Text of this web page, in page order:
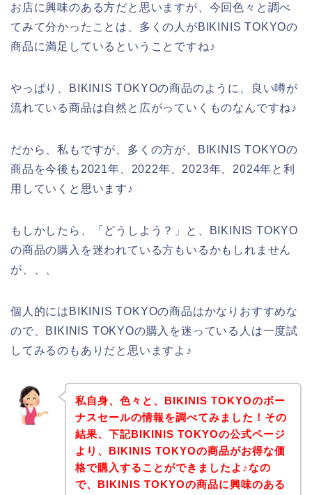
お店に興味のある方だと思いますが、今回色々と調べ
てみて分かったことは、多くの人がBIKINIS TOKYOの
商品に満足しているということですね♪
やっぱり、BIKINIS TOKYOの商品のように、良い噂が
流れている商品は自然と広がっていくものなんですね♪
だから、私もですが、多くの方が、BIKINIS TOKYOの
商品を今後も2021年、2022年、2023年、2024年と利
用していくと思います♪
もしかしたら、「どうしよう？」と、BIKINIS TOKYO
の商品の購入を迷われている方もいるかもしれません
が、、、
個人的にはBIKINIS TOKYOの商品はかなりおすすめな
ので、BIKINIS TOKYOの購入を迷っている人は一度試
してみるのもありだと思いますよ♪
私自身、色々と、BIKINIS TOKYOのボー
ナスセールの情報を調べてみました！その
結果、下記BIKINIS TOKYOの公式ページ
より、BIKINIS TOKYOの商品がお得な価
格で購入することができましたよ♪なの
で、BIKINIS TOKYOの商品に興味のある